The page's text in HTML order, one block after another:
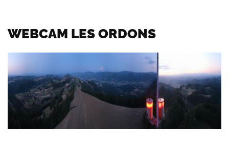
WEBCAM LES ORDONS